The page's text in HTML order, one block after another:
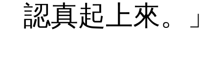
認真起上來。」